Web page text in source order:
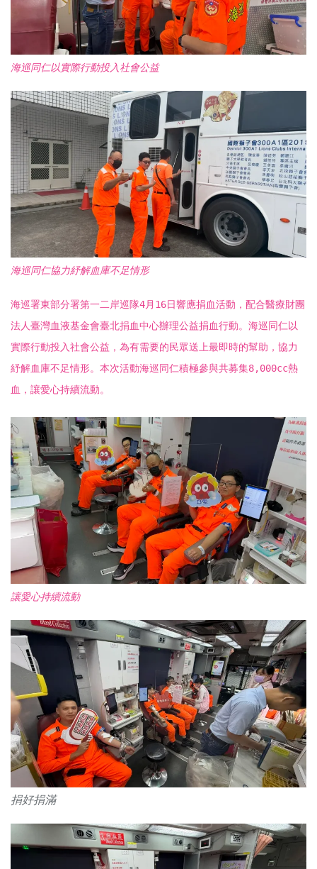
海巡同仁以實際行動投入社會公益
海巡同仁協力紓解血庫不足情形
海巡署東部分署第一二岸巡隊4月16日響應捐血活動，配合醫療財團
法人臺灣血液基金會臺北捐血中心辦理公益捐血行動。海巡同仁以
實際行動投入社會公益，為有需要的民眾送上最即時的幫助，協力
紓解血庫不足情形。本次活動海巡同仁積極參與共募集8,000cc熱
血，讓愛心持續流動。
讓愛心持續流動
捐好捐滿